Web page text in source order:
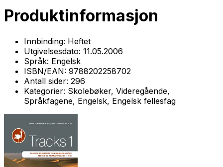
Produktinformasjon
Innbinding: Heftet
Utgivelsesdato: 11.05.2006
Språk: Engelsk
ISBN/EAN: 9788202258702
Antall sider: 296
Kategorier: Skolebøker, Videregående,
Språkfagene, Engelsk, Engelsk fellesfag